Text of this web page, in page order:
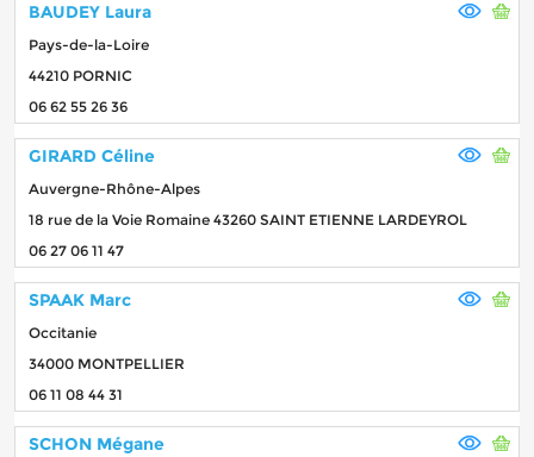
BAUDEY Laura
Pays-de-la-Loire
44210 PORNIC
06 62 55 26 36
GIRARD Céline
Auvergne-Rhône-Alpes
18 rue de la Voie Romaine 43260 SAINT ETIENNE LARDEYROL
06 27 06 11 47
SPAAK Marc
Occitanie
34000 MONTPELLIER
06 11 08 44 31
SCHON Mégane